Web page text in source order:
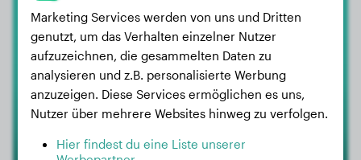
Athéna
Marketing Services werden von uns und Dritten
genutzt, um das Verhalten einzelner Nutzer
aufzuzeichnen, die gesammelten Daten zu
analysieren und z.B. personalisierte Werbung
anzuzeigen. Diese Services ermöglichen es uns,
Nutzer über mehrere Websites hinweg zu verfolgen.
Hier findest du eine Liste unserer